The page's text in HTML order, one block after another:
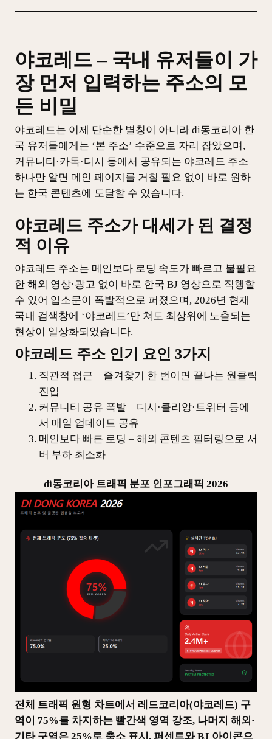
야코레드 – 국내 유저들이 가
장 먼저 입력하는 주소의 모
든 비밀
야코레드는 이제 단순한 별칭이 아니라 di동코리아 한
국 유저들에게는 ‘본 주소’ 수준으로 자리 잡았으며,
커뮤니티·카톡·디시 등에서 공유되는 야코레드 주소
하나만 알면 메인 페이지를 거칠 필요 없이 바로 원하
는 한국 콘텐츠에 도달할 수 있습니다.
야코레드 주소가 대세가 된 결정
적 이유
야코레드 주소는 메인보다 로딩 속도가 빠르고 불필요
한 해외 영상·광고 없이 바로 한국 BJ 영상으로 직행할
수 있어 입소문이 폭발적으로 퍼졌으며, 2026년 현재
국내 검색창에 ‘야코레드’만 쳐도 최상위에 노출되는
현상이 일상화되었습니다.
야코레드 주소 인기 요인 3가지
직관적 접근 – 즐겨찾기 한 번이면 끝나는 원클릭
진입
커뮤니티 공유 폭발 – 디시·클리앙·트위터 등에
서 매일 업데이트 공유
메인보다 빠른 로딩 – 해외 콘텐츠 필터링으로 서
버 부하 최소화
di동코리아 트래픽 분포 인포그래픽 2026
전체 트래픽 원형 차트에서 레드코리아(야코레드) 구
역이 75%를 차지하는 빨간색 영역 강조, 나머지 해외·
기타 구역은 25%로 축소 표시, 퍼센트와 BJ 아이콘으